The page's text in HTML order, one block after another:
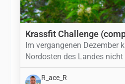
Krassfit Challenge
Im vergangenen Dezember
Nordosten des Landes
R_ace_R